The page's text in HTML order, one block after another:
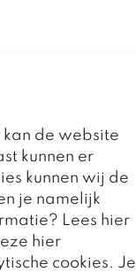
kan de website
kunnen er
kunnen wij de
je namelijk
Lees hier
hier
cookies. Je